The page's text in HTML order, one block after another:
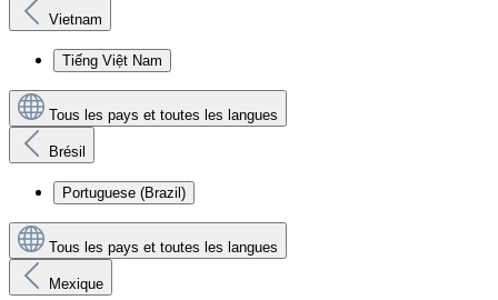
Vietnam
Tiếng Việt Nam
Tous les pays et toutes les langues
Brésil
Portuguese (Brazil)
Tous les pays et toutes les langues
Mexique